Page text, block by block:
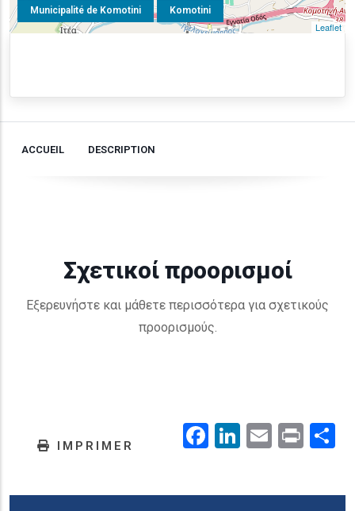
Municipalité de Komotini Komotini
Leaflet
ACCUEIL DESCRIPTION
Σχετικοί προορισμοί
Εξερευνήστε και μάθετε περισσότερα για σχετικούς
προορισμούς.
IMPRIMER Facebook
LinkedIn
EmailPrint